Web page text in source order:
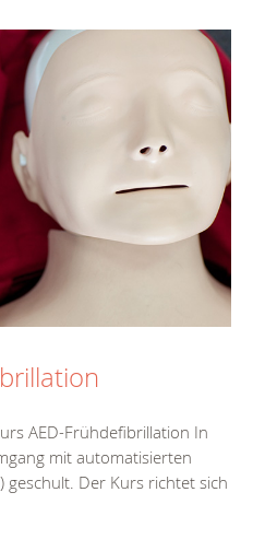
AED-Frühdefibrillation In
mit automatisierten
geschult. Der Kurs richtet sich